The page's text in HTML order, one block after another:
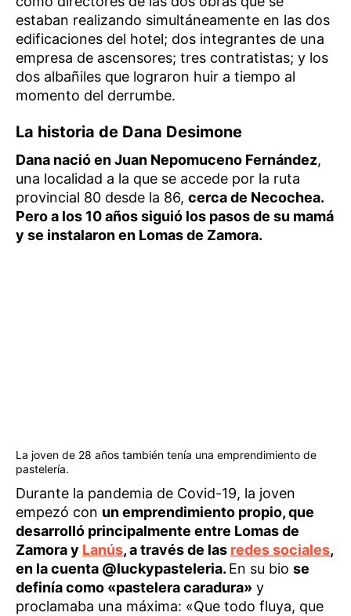
estaban realizando simultáneamente en las dos
edificaciones del hotel; dos integrantes de una
empresa de ascensores; tres contratistas; y los
dos albañiles que lograron huir a tiempo al
momento del derrumbe.
La historia de Dana Desimone
Dana nació en Juan Nepomuceno Fernández,
una localidad a la que se accede por la ruta
provincial 80 desde la 86, cerca de Necochea.
Pero a los 10 años siguió los pasos de su mamá
y se instalaron en Lomas de Zamora.
La joven de 28 años también tenía una emprendimiento de
pastelería.
Durante la pandemia de Covid-19, la joven
empezó con un emprendimiento propio, que
desarrolló principalmente entre Lomas de
Zamora y Lanús, a través de las redes sociales,
en la cuenta @luckypasteleria. En su bio se
definía como «pastelera caradura» y
proclamaba una máxima: «Que todo fluya, que